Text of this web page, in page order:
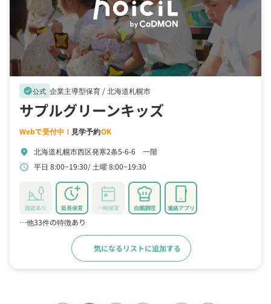
verified公式 企業主導型保育 /北海道札幌市
サプルグリーンキッズ
Webで受付中！ 見学予約OK
location_on 北海道札幌市西区発寒2条5-6-6 一階
schedule 平日 8:00~19:30 土曜 8:00~19:30
園庭あり 延長保育 一時保育 自園調理 連絡アプリ
…他33件の特徴あり
気になるリストに追加する